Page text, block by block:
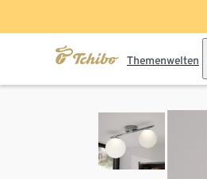
Themenwelten